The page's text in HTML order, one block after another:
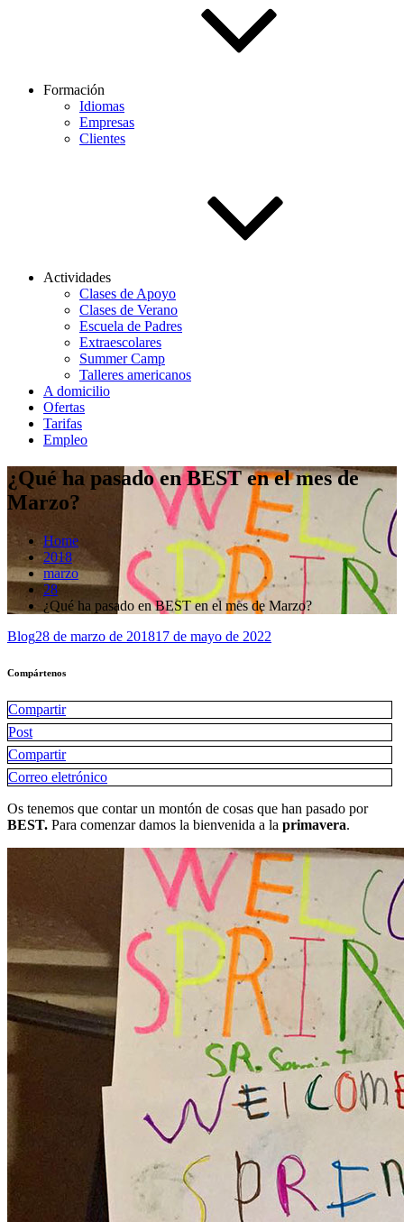
Formación
Idiomas
Empresas
Clientes
Actividades
Clases de Apoyo
Clases de Verano
Escuela de Padres
Extraescolares
Summer Camp
Talleres americanos
A domicilio
Ofertas
Tarifas
Empleo
¿Qué ha pasado en BEST en el mes de
Marzo?
Home
2018
marzo
28
¿Qué ha pasado en BEST en el mes de Marzo?
Blog28 de marzo de 201817 de mayo de 2022
Compártenos
Compartir
Post
Compartir
Correo eletrónico
Os tenemos que contar un montón de cosas que han pasado por
BEST. Para comenzar damos la bienvenida a la primavera.